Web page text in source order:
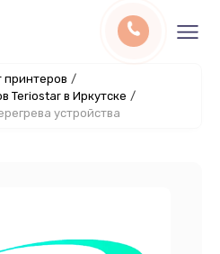
принтеров /
Teriostar в Иркутске /
устройства